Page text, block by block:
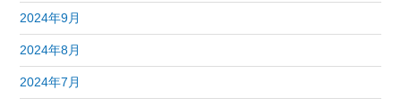
2024年9月
2024年8月
2024年7月